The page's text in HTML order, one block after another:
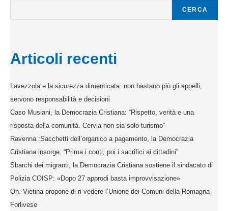
CERCA
Articoli recenti
Lavezzola e la sicurezza dimenticata: non bastano più gli appelli,
servono responsabilità e decisioni
Caso Musiani, la Democrazia Cristiana: “Rispetto, verità e una
risposta della comunità. Cervia non sia solo turismo”
Ravenna :Sacchetti dell’organico a pagamento, la Democrazia
Cristiana insorge: “Prima i conti, poi i sacrifici ai cittadini”
Sbarchi dei migranti, la Democrazia Cristiana sostiene il sindacato di
Polizia COISP: «Dopo 27 approdi basta improvvisazione»
On. Vietina propone di ri-vedere l’Unione dei Comuni della Romagna
Forlivese